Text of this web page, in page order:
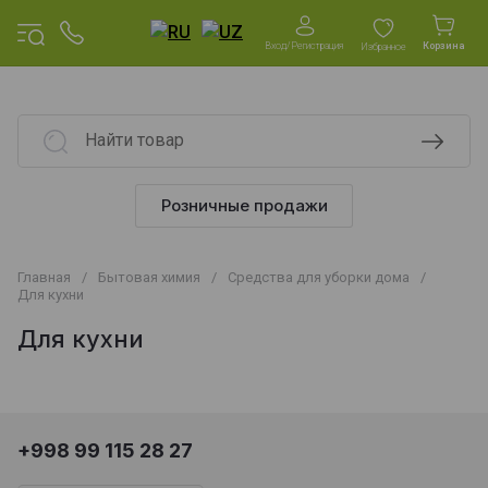
Вход/Регистрация Избранное Корзина
Розничные продажи
Главная / Бытовая химия / Средства для уборки дома
/
Для кухни
Для кухни
+998 99 115 28 27